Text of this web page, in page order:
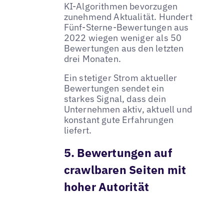
KI-Algorithmen bevorzugen
zunehmend Aktualität. Hundert
Fünf-Sterne-Bewertungen aus
2022 wiegen weniger als 50
Bewertungen aus den letzten
drei Monaten.
Ein stetiger Strom aktueller
Bewertungen sendet ein
starkes Signal, dass dein
Unternehmen aktiv, aktuell und
konstant gute Erfahrungen
liefert.
5. Bewertungen auf
crawlbaren Seiten mit
hoher Autorität